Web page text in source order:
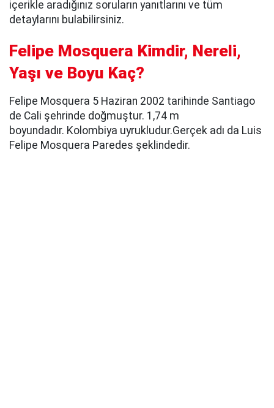
içerikle aradığınız soruların yanıtlarını ve tüm
detaylarını bulabilirsiniz.
Felipe Mosquera Kimdir, Nereli,
Yaşı ve Boyu Kaç?
Felipe Mosquera 5 Haziran 2002 tarihinde Santiago
de Cali şehrinde doğmuştur. 1,74 m
boyundadır. Kolombiya uyrukludur.Gerçek adı da Luis
Felipe Mosquera Paredes şeklindedir.